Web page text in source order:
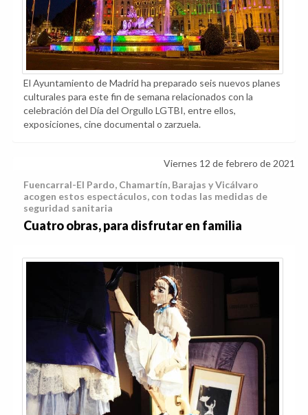
El Ayuntamiento de Madrid ha preparado seis nuevos planes
culturales para este fin de semana relacionados con la
celebración del Día del Orgullo LGTBI, entre ellos,
exposiciones, cine documental o zarzuela.
Viernes 12 de febrero de 2021
Fuencarral-El Pardo, Chamartín, Barajas y Vicálvaro
acogen estos espectáculos, con todas las medidas de
seguridad sanitaria
Cuatro obras, para disfrutar en familia